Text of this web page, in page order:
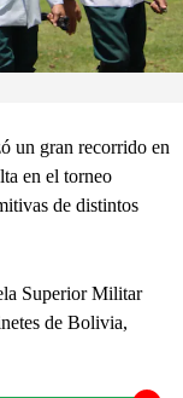
un gran recorrido en
en el torneo
de distintos
Superior Militar
de Bolivia,